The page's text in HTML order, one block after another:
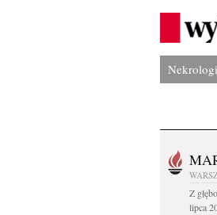
Nekrologi
Z
lipca